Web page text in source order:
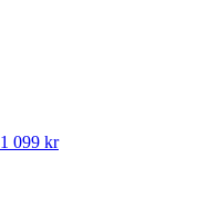
099 kr